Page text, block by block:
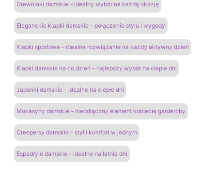
Drewniaki damskie – idealny wybór na każdą okazję
Eleganckie klapki damskie – połączenie stylu i wygody
Klapki sportowe – idealne rozwiązanie na każdy aktywny dzień
Klapki damskie na co dzień – najlepszy wybór na ciepłe dni
Japonki damskie - idealne na ciepłe dni
Mokasyny damskie – nieodłączny element kobiecej garderoby
Creepersy damskie - styl i komfort w jednym
Espadryle damskie - idealne na letnie dni